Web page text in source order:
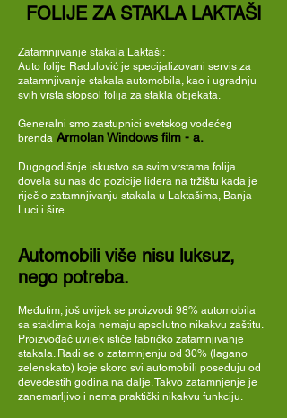
FOLIJE ZA STAKLA LAKTAŠI
Zatamnjivanje stakala Laktaši:
Auto folije Radulović je specijalizovani servis za
zatamnjivanje stakala automobila, kao i ugradnju
svih vrsta stopsol folija za stakla objekata.
Generalni smo zastupnici svetskog vodećeg
brenda Armolan Windows film - a.
Dugogodišnje iskustvo sa svim vrstama folija
dovela su nas do pozicije lidera na tržištu kada je
riječ o zatamnjivanju stakala u Laktašima, Banja
Luci i šire.
Automobili više nisu luksuz,
nego potreba.
Međutim, još uvijek se proizvodi 98% automobila
sa staklima koja nemaju apsolutno nikakvu zaštitu.
Proizvođač uvijek ističe fabričko zatamnjivanje
stakala. Radi se o zatamnjenju od 30% (lagano
zelenskato) koje skoro svi automobili poseduju od
devedestih godina na dalje. Takvo zatamnjenje je
zanemarljivo i nema praktički nikakvu funkciju.